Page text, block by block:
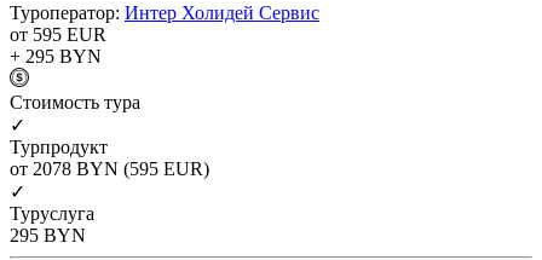
Туроператор: Интер Холидей Сервис
от 595 EUR
+ 295 BYN
Cтоимость тура
✓
Турпродукт
от 2078 BYN (595 EUR)
✓
Туруслуга
295 BYN